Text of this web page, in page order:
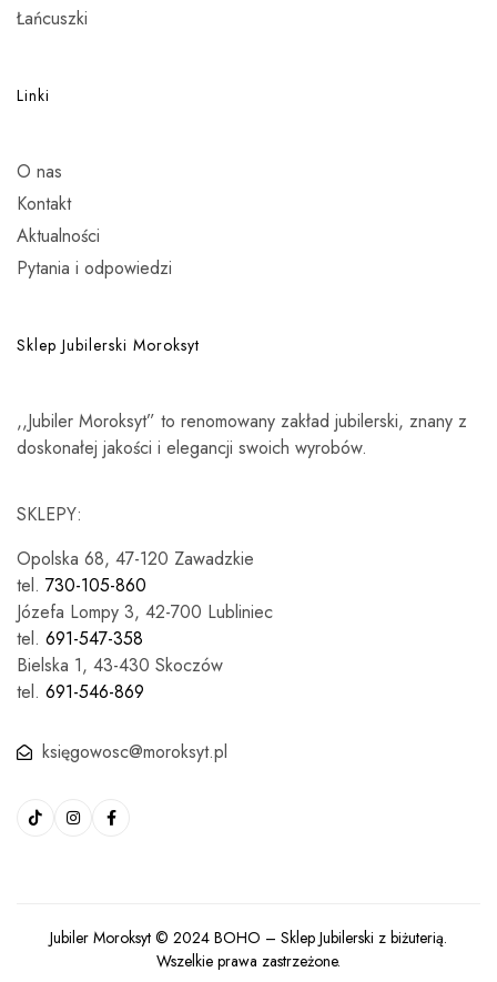
Łańcuszki
Linki
O nas
Kontakt
Aktualności
Pytania i odpowiedzi
Sklep Jubilerski Moroksyt
,,Jubiler Moroksyt” to renomowany zakład jubilerski, znany z
doskonałej jakości i elegancji swoich wyrobów.
SKLEPY:
Opolska 68, 47-120 Zawadzkie
tel. 730-105-860
Józefa Lompy 3, 42-700 Lubliniec
tel. 691-547-358
Bielska 1, 43-430 Skoczów
tel. 691-546-869
księgowosc@moroksyt.pl
Jubiler Moroksyt © 2024 BOHO – Sklep Jubilerski z biżuterią.
Wszelkie prawa zastrzeżone.